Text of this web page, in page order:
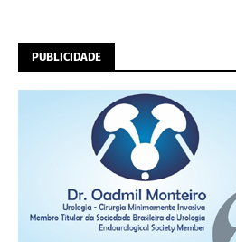
PUBLICIDADE